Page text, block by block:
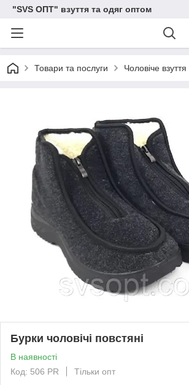
"SVS ОПТ" взуття та одяг оптом
Товари та послуги Чоловіче взуття
Бурки чоловічі повстяні
В наявності
Код: 506 PR
Тільки опт